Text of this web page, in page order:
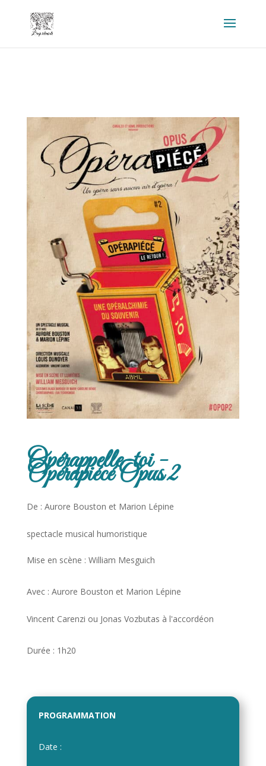
Warning: strpos() expects parameter 1 to be string, array given in
/home/fjzsgmx/www/wp-includes/blocks.php
Opérappelle-toi -
Opérapiécé Opus 2
De : Aurore Bouston et Marion Lépine
spectacle musical humoristique
Mise en scène : William Mesguich
Avec : Aurore Bouston et Marion Lépine
Vincent Carenzi ou Jonas Vozbutas à l'accordéon
Durée : 1h20
PROGRAMMATION
Date :